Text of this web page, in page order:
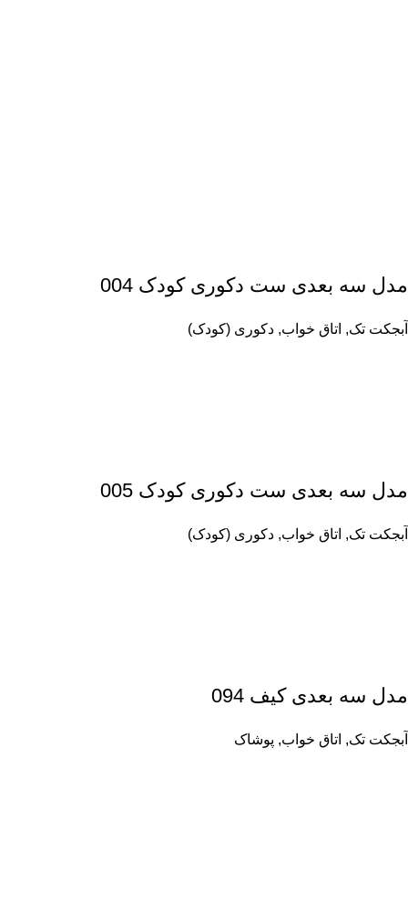
مدل سه بعدی ست دکوری کودک 004
آبجکت تک, اتاق خواب, دکوری (کودک)
مدل سه بعدی ست دکوری کودک 005
آبجکت تک, اتاق خواب, دکوری (کودک)
مدل سه بعدی کیف 094
آبجکت تک, اتاق خواب, پوشاک